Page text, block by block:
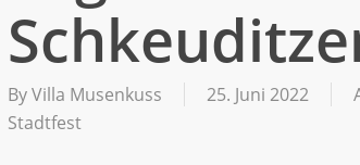
ByVilla Musenkuss 25. Juni 2022
Stadtfest